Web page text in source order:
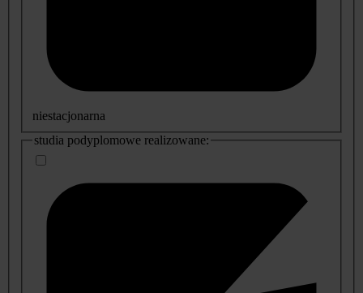
niestacjonarna
studia podyplomowe realizowane: